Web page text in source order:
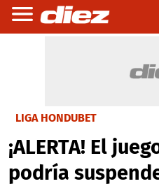
LIGA HONDUBET
¡ALERTA! El
podría